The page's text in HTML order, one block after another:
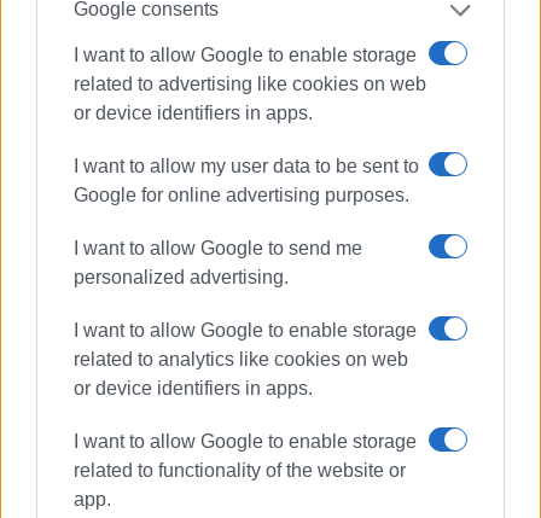
Google consents
I want to allow Google to enable storage
related to advertising like cookies on web
or device identifiers in apps.
I want to allow my user data to be sent to
Google for online advertising purposes.
I want to allow Google to send me
personalized advertising.
I want to allow Google to enable storage
related to analytics like cookies on web
or device identifiers in apps.
I want to allow Google to enable storage
related to functionality of the website or
app.
μας να καρκινοβατεί, το «Βατερλό» των δασικών
χαρτών να μην έχει ακόμα ολοκληρωθεί, την ακίνητη
περιουσία των Κερκυραίων να απαξιώνεται με τα
ασφυκτικά τετελεσμένα που μας «χαρίσατε
δόμηση.
θα δείτε τις Φυλακές της Κέρκυρας, ίδιες και
απαράλλαχτες, να λειτουργούν όπως πριν από 200
χρόνια, να λειτουργούν δίπλα στο 3ο και 4ο Γυμνάσιο
της πόλης. Μα μην τολμήσετε να μιλήσετε για τα
επιτεύγματα του Σχολείου Δεύτερης Ευκαιρίας που δεν
είδε από εσάς την παραμικρή βοήθεια και στήριξη. Θα
δείτε αυξημένες τις ανάγκες της κοινωνίας για
απεξάρτηση, αλλά δομές όπως τον ΔΙΑΠΛΟΥΣ να
συνεχίζουν να λειτουργούν χωρίς την υποστήριξη της